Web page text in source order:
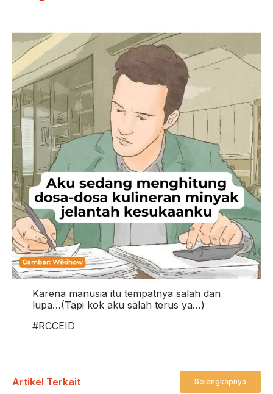
Karena manusia itu tempatnya salah dan
lupa…(Tapi kok aku salah terus ya…)
#RCCEID
Artikel Terkait Selengkapnya